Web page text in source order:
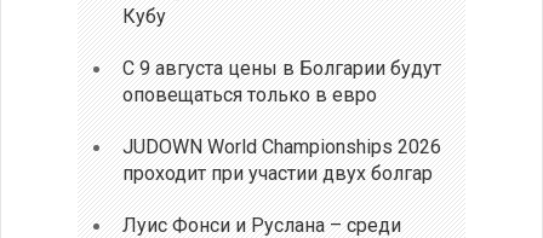
Кубу
С 9 августа цены в Болгарии будут
оповещаться только в евро
JUDOWN World Championships 2026
проходит при участии двух болгар
Луис Фонси и Руслана – среди